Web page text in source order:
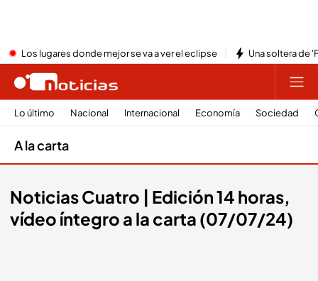
Los lugares donde mejor se va a ver el eclipse Una soltera de
Lo último Nacional Internacional Economía Sociedad
A la carta
Noticias Cuatro | Edición 14 horas,
vídeo íntegro a la carta (07/07/24)